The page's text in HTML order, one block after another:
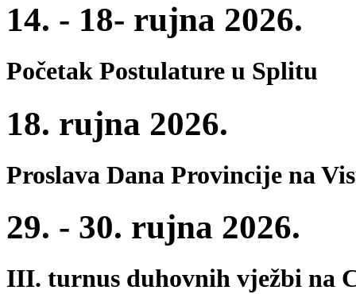
14. - 18- rujna 2026.
Početak Postulature u Splitu
18. rujna 2026.
Proslava Dana Provincije na
29. - 30. rujna 2026.
III. turnus duhovnih vježbi na